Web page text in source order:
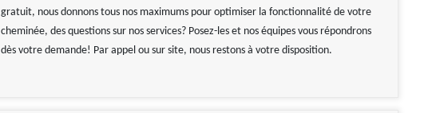
gratuit, nous donnons tous nos maximums pour optimiser la fonctionnalité de votre
cheminée, des questions sur nos services? Posez-les et nos équipes vous répondrons
dès votre demande! Par appel ou sur site, nous restons à votre disposition.